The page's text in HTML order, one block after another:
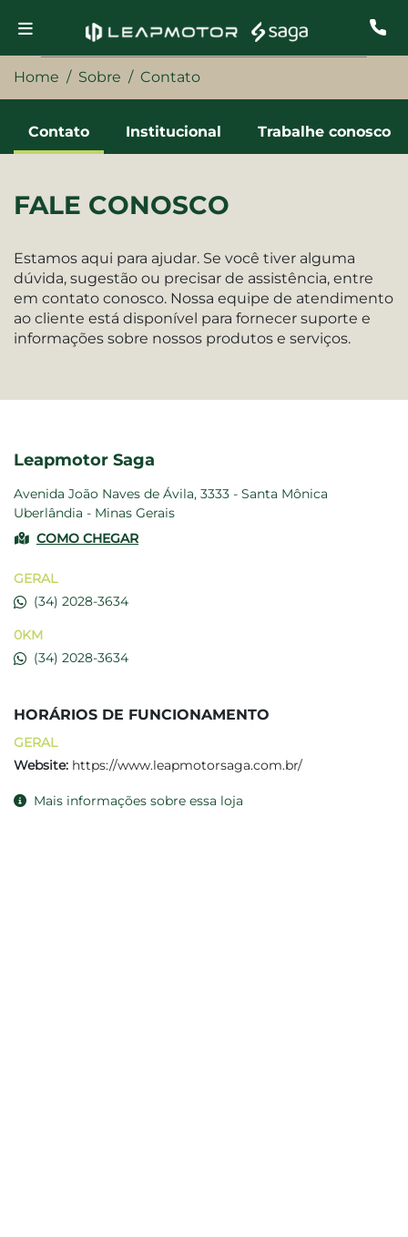
Home Sobre Contato
Institucional
Contato Trabalhe conosco
FALE CONOSCO
Estamos aqui para ajudar. Se você tiver alguma
dúvida, sugestão ou precisar de assistência, entre
em contato conosco. Nossa equipe de atendimento
ao cliente está disponível para fornecer suporte e
informações sobre nossos produtos e serviços.
Leapmotor Saga
Avenida João Naves de Ávila, 3333 - Santa Mônica
Uberlândia - Minas Gerais
COMO CHEGAR
GERAL
(34) 2028-3634
0KM
(34) 2028-3634
HORÁRIOS DE FUNCIONAMENTO
GERAL
Website: https://www.leapmotorsaga.com.br/
Mais informações sobre essa loja